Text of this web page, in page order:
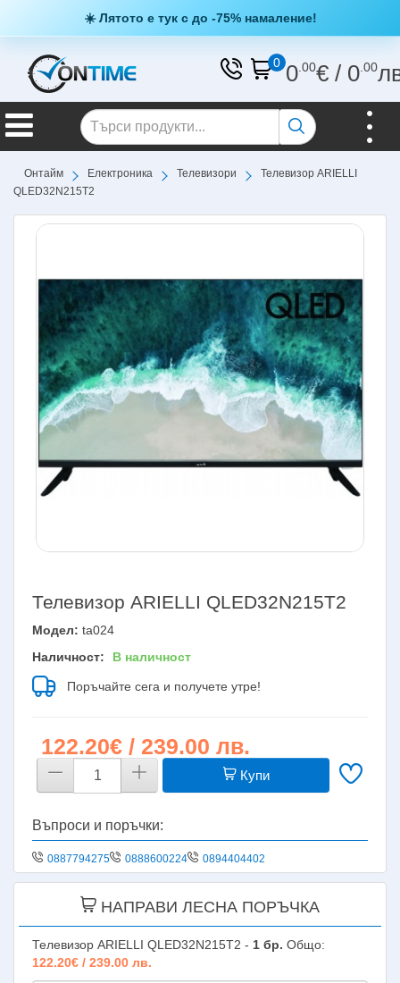
☀️ Лятото е тук с до -75% намаление!
0 0.00€/ 0.00
Онтайм Електроника Телевизори
Телевизор ARIELLI
QLED32N215T2
Телевизор ARIELLI QLED32N215T2
Модел: ta024
Наличност:
В наличност
Поръчайте сега и получете утре!
122.20€ / 239.00 лв.
Купи
Въпроси и поръчки:
0887794275 0888600224 0894404402
НАПРАВИ ЛЕСНА ПОРЪЧКА
Телевизор ARIELLI QLED32N215T2 - 1 бр. Общо:
122.20€ / 239.00 лв.